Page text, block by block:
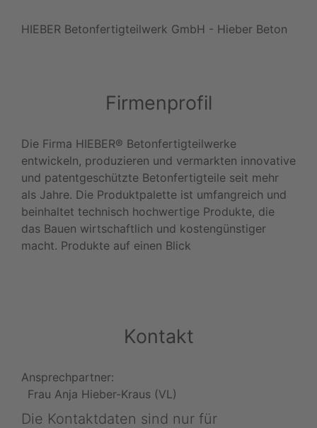
HIEBER Betonfertigteilwerk GmbH - Hieber Beton
Firmenprofil
Die Firma HIEBER® Betonfertigteilwerke
entwickeln, produzieren und vermarkten innovative
und patentgeschützte Betonfertigteile seit mehr
als Jahre. Die Produktpalette ist umfangreich und
beinhaltet technisch hochwertige Produkte, die
das Bauen wirtschaftlich und kostengünstiger
macht. Produkte auf einen Blick
Kontakt
Ansprechpartner:
Frau Anja Hieber-Kraus (VL)
Die Kontaktdaten sind nur für